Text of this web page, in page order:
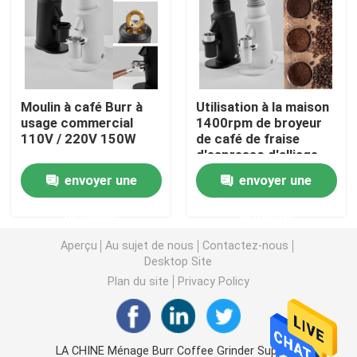
Broyeur de café de Doserless
broyeur de café commerciale
Broyeur de café d'écran tactile
Broyeur de café de ménage
Expresso Bean Grinder
Broyeur de café de main
Moulin à café Burr à
usage commercial
110V / 220V 150W
envoyer une
Utilisation à la maison
1400rpm de broyeur
de café de fraise
d'espresso d'alliage
de zinc et d'alliage
d'aluminiumenvoyer une
Aperçu Au sujet de nous
Contactez-nous
Desktop Site
Plan du site
Privacy Policy
LA CHINE Ménage Burr Coffee Grinder Supplier.